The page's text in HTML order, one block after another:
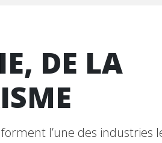
DE LA
l’une des industries